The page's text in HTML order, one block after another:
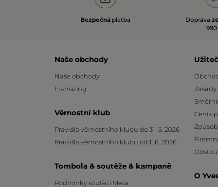
Bezpečná platba Doprava
Naše obchody
Naše obchody
Franšízing
Věrnostní klub
Pravidla věrnostního klubu do 31. 5. 2026
Pravidla věrnostního klubu od 1. 6. 2026
Tombola & soutěže & kampaně
Podmínky soutěží Meta
Ceník
O